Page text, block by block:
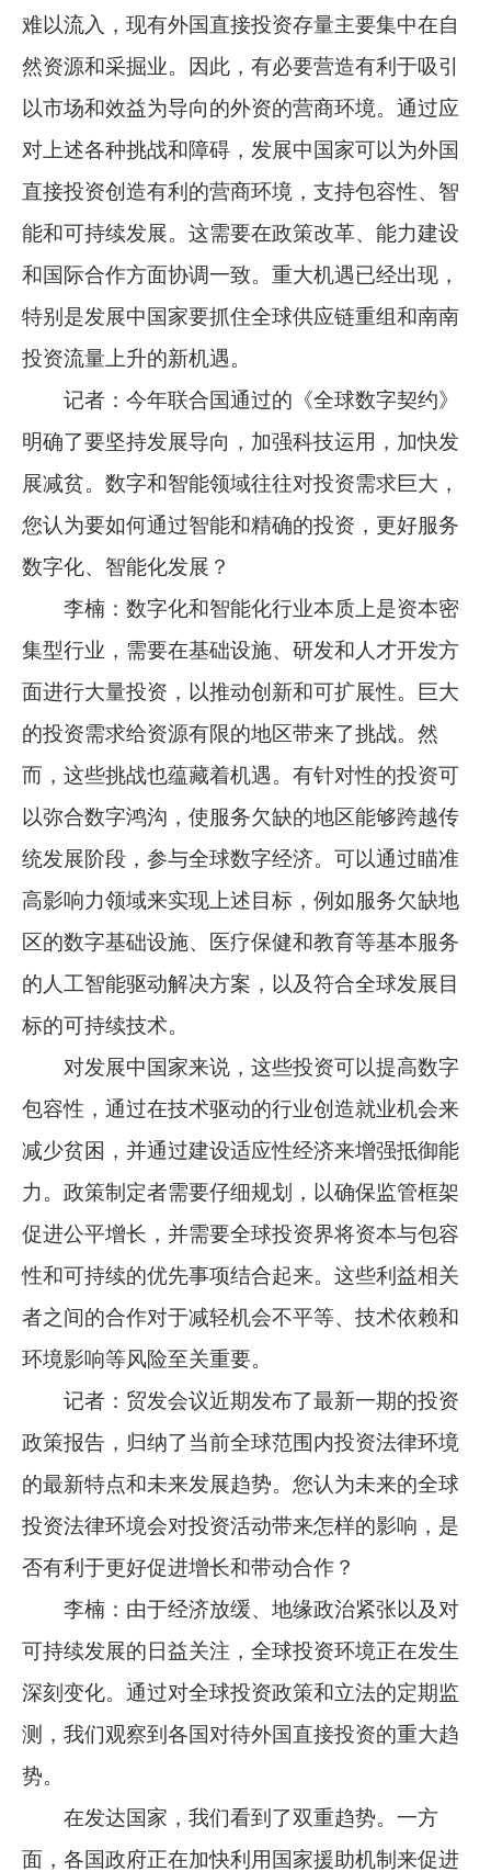
难以流入，现有外国直接投资存量主要集中在自
然资源和采掘业。因此，有必要营造有利于吸引
以市场和效益为导向的外资的营商环境。通过应
对上述各种挑战和障碍，发展中国家可以为外国
直接投资创造有利的营商环境，支持包容性、智
能和可持续发展。这需要在政策改革、能力建设
和国际合作方面协调一致。重大机遇已经出现，
特别是发展中国家要抓住全球供应链重组和南南
投资流量上升的新机遇。
记者：今年联合国通过的《全球数字契约》
明确了要坚持发展导向，加强科技运用，加快发
展减贫。数字和智能领域往往对投资需求巨大，
您认为要如何通过智能和精确的投资，更好服务
数字化、智能化发展？
李楠：数字化和智能化行业本质上是资本密
集型行业，需要在基础设施、研发和人才开发方
面进行大量投资，以推动创新和可扩展性。巨大
的投资需求给资源有限的地区带来了挑战。然
而，这些挑战也蕴藏着机遇。有针对性的投资可
以弥合数字鸿沟，使服务欠缺的地区能够跨越传
统发展阶段，参与全球数字经济。可以通过瞄准
高影响力领域来实现上述目标，例如服务欠缺地
区的数字基础设施、医疗保健和教育等基本服务
的人工智能驱动解决方案，以及符合全球发展目
标的可持续技术。
对发展中国家来说，这些投资可以提高数字
包容性，通过在技术驱动的行业创造就业机会来
减少贫困，并通过建设适应性经济来增强抵御能
力。政策制定者需要仔细规划，以确保监管框架
促进公平增长，并需要全球投资界将资本与包容
性和可持续的优先事项结合起来。这些利益相关
者之间的合作对于减轻机会不平等、技术依赖和
环境影响等风险至关重要。
记者：贸发会议近期发布了最新一期的投资
政策报告，归纳了当前全球范围内投资法律环境
的最新特点和未来发展趋势。您认为未来的全球
投资法律环境会对投资活动带来怎样的影响，是
否有利于更好促进增长和带动合作？
李楠：由于经济放缓、地缘政治紧张以及对
可持续发展的日益关注，全球投资环境正在发生
深刻变化。通过对全球投资政策和立法的定期监
测，我们观察到各国对待外国直接投资的重大趋
势。
在发达国家，我们看到了双重趋势。一方
面，各国政府正在加快利用国家援助机制来促进